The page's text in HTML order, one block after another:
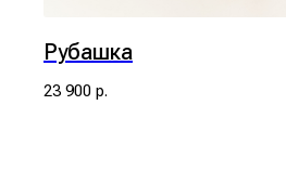
Рубашка
23 900 р.